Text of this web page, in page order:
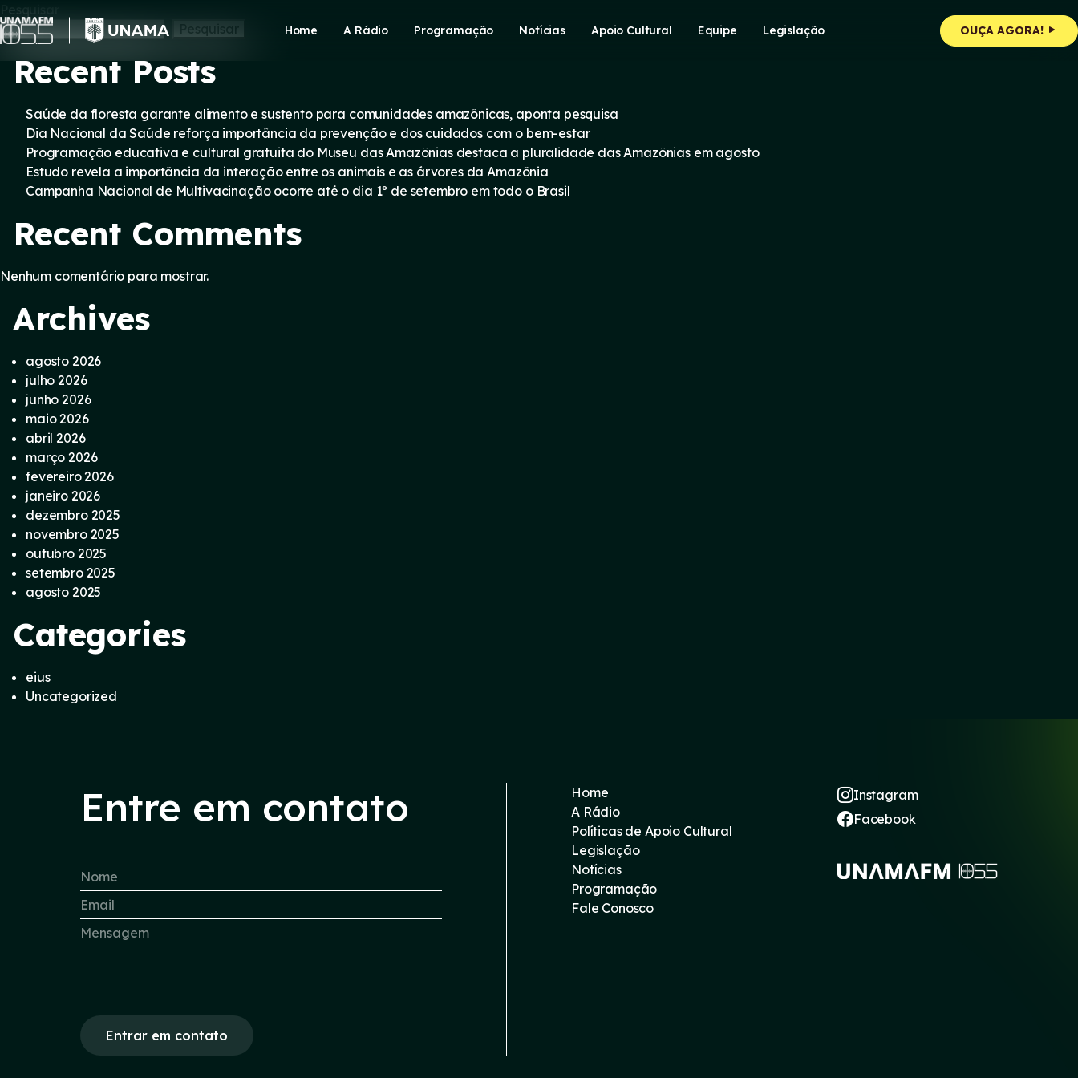
Skip
to
content
Home A Rádio Programação Notícias Apoio Cultural Equipe Legislação OUÇA AGORA!
Pesquisar
Pesquisar
Recent Posts
Saúde da floresta garante alimento e sustento para comunidades amazônicas, aponta pesquisa
Dia Nacional da Saúde reforça importância da prevenção e dos cuidados com o bem-estar
Programação educativa e cultural gratuita do Museu das Amazônias destaca a pluralidade das Amazônias em agosto
Estudo revela a importância da interação entre os animais e as árvores da Amazônia
Campanha Nacional de Multivacinação ocorre até o dia 1º de setembro em todo o Brasil
Recent Comments
Nenhum comentário para mostrar.
Archives
agosto 2026
julho 2026
junho 2026
maio 2026
abril 2026
março 2026
fevereiro 2026
janeiro 2026
dezembro 2025
novembro 2025
outubro 2025
setembro 2025
agosto 2025
Categories
eius
Uncategorized
Entre em contato
Entrar em contato
Home
A Rádio
Políticas de Apoio Cultural
Legislação
Notícias
Programação
Fale Conosco
Instagram
Facebook